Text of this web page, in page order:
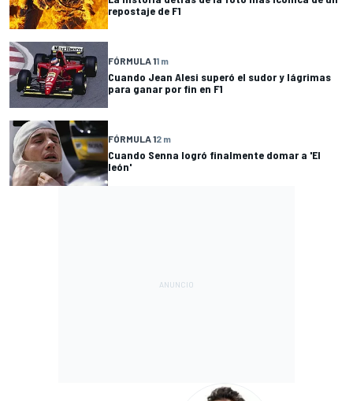
repostaje de F1
FÓRMULA 11 m
Cuando Jean Alesi superó el sudor y lágrimas
para ganar por fin en F1
FÓRMULA 12 m
Cuando Senna logró finalmente domar a 'El
león'